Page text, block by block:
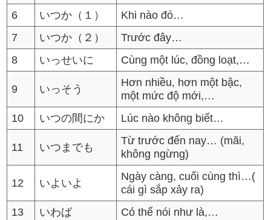
6
いつか（１）
Khi nào đó…
7
いつか（２）
Trước đây…
8
いっせいに Cùng một lúc, đồng loạt,…
9 いっそう
Hơn nhiều, hơn một bậc,
một mức độ mới,…
10
いつの間にか Lúc nào không biết…
11 いつまでも
Từ trước đến nay… (mãi,
không ngừng)
12 いよいよ
Ngày càng, cuối cùng thì…(
cái gì sắp xảy ra)
13
いわば
Có thể nói như là,…